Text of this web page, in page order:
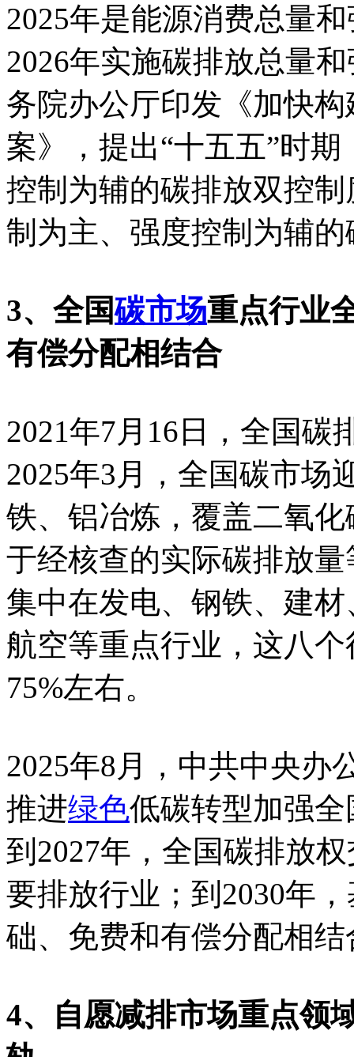
2025年是能源消费总量
2026年实施碳排放总量
务院办公厅印发《加快
案》，提出“十五五”时
控制为辅的碳排放双控
制为主、强度控制为辅
3、全国碳市场重点行业
有偿分配相结合
2021年7月16日，全国碳
2025年3月，全国碳市场
铁、铝冶炼，覆盖二氧
于经核查的实际碳排放
集中在发电、钢铁、建
航空等重点行业，这八
75%左右。
2025年8月，中共中央办
推进绿色低碳转型加强
到2027年，全国碳排放
要排放行业；到2030年
础、免费和有偿分配相
4、自愿减排市场重点领